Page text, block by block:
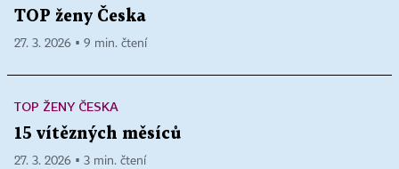
TOP ženy Česka
27. 3. 2026 ▪ 9 min. čtení
TOP ŽENY ČESKA
15 vítězných měsíců
27. 3. 2026 ▪ 3 min. čtení